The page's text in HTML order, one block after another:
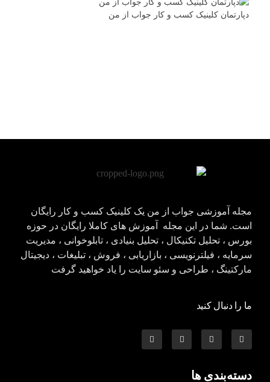
دپارتمان کلینیک کسب و کار جواب از من
مجله آموزشی جواب از من یک کلینیک کسب و کار رایگان
است. شما در این مجله آموزش های کاملا رایگان در حوزه
بورس ، تحلیل تکنیکال ، تحلیل بنیادی ، تابلوخوانی ، مدیریت
سرمایه ، فیلترنویسی ، بازاریابی ، فروش ، تبلیغات ، دیجیتال
مارکتینگ ، طراحی و سئو سایت را یاد خواهید گرفت
ما را دنبال کنید
دسته‌بندی ها